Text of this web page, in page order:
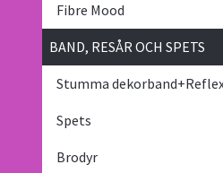
Fibre Mood
BAND, RESÅR OCH SPETS
Stumma
Spets
Brodyr